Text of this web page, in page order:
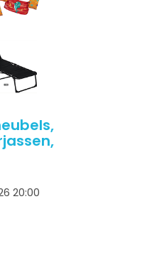
20:00